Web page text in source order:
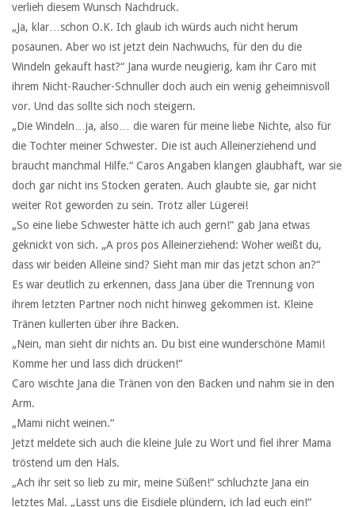
verlieh diesem Wunsch Nachdruck.
„Ja, klar…schon O.K. Ich glaub ich würds auch nicht herum
posaunen. Aber wo ist jetzt dein Nachwuchs, für den du die
Windeln gekauft hast?“ Jana wurde neugierig, kam ihr Caro mit
ihrem Nicht-Raucher-Schnuller doch auch ein wenig geheimnisvoll
vor. Und das sollte sich noch steigern.
„Die Windeln…ja, also… die waren für meine liebe Nichte, also für
die Tochter meiner Schwester. Die ist auch Alleinerziehend und
braucht manchmal Hilfe.“ Caros Angaben klangen glaubhaft, war sie
doch gar nicht ins Stocken geraten. Auch glaubte sie, gar nicht
weiter Rot geworden zu sein. Trotz aller Lügerei!
„So eine liebe Schwester hätte ich auch gern!“ gab Jana etwas
geknickt von sich. „A pros pos Alleinerziehend: Woher weißt du,
dass wir beiden Alleine sind? Sieht man mir das jetzt schon an?“
Es war deutlich zu erkennen, dass Jana über die Trennung von
ihrem letzten Partner noch nicht hinweg gekommen ist. Kleine
Tränen kullerten über ihre Backen.
„Nein, man sieht dir nichts an. Du bist eine wunderschöne Mami!
Komme her und lass dich drücken!“
Caro wischte Jana die Tränen von den Backen und nahm sie in den
Arm.
„Mami nicht weinen.“
Jetzt meldete sich auch die kleine Jule zu Wort und fiel ihrer Mama
tröstend um den Hals.
„Ach ihr seit so lieb zu mir, meine Süßen!“ schluchzte Jana ein
letztes Mal. „Lasst uns die Eisdiele plündern, ich lad euch ein!“